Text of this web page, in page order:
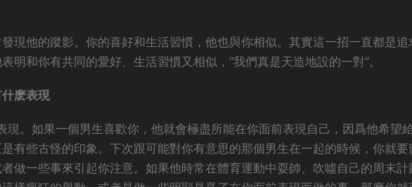
現他的蹤影。你的喜好和生活習慣，他也與你相似。其實這一招一直都是追
明和你有共同的愛好、生活習慣又相似，“我們真是天造地設的一對”。
麽表現
現。如果一個男生喜歡你，他就會極盡所能在你面前表現自己，因爲他希望
有些古怪的印象。下次跟可能對你有意思的那個男生在一起的時候，你就要
做一些事來引起你注意。如果他時常在體育運動中耍帥、吹噓自己的周末計